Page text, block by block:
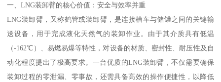
一、LNG装卸臂的核心价值：安全与效率并重
LNG装卸臂，又称鹤管或装卸臂，是连接槽车与储罐之间的关键输
送设备，用于完成液化天然气的装卸作业。由于其介质具有低温
（-162℃）、易燃易爆等特性，对设备的材质、密封性、耐压性及自
动化程度提出了极高要求。一台优质的LNG装卸臂，不仅需要确保
装卸过程的零泄漏、零事故，还需具备高效的操作便捷性，以降低